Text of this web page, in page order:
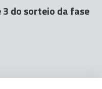
do sorteio da fase